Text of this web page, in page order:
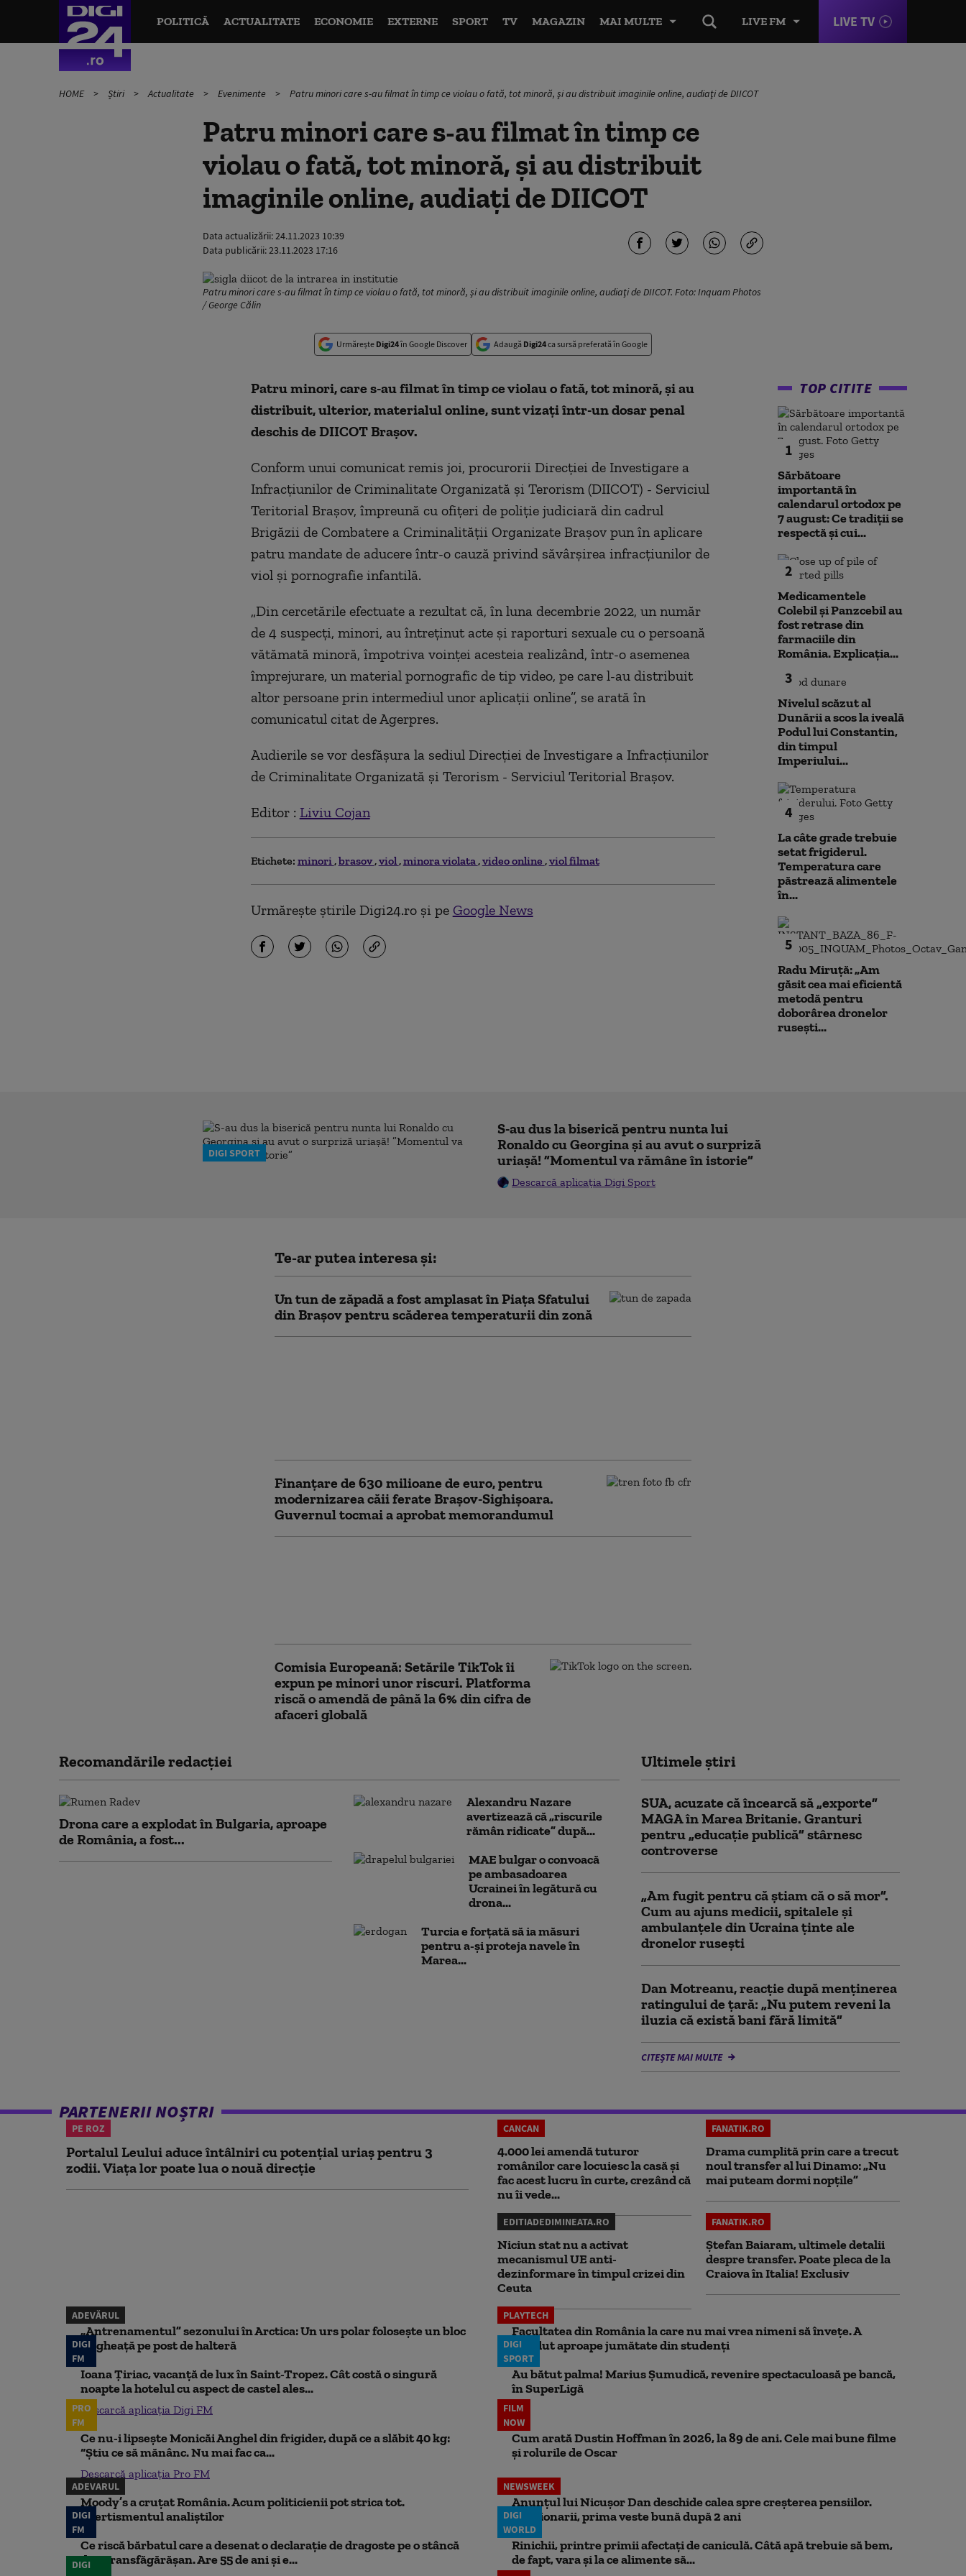
LIVE FM LIVE TV
POLITICĂ ACTUALITATE ECONOMIE EXTERNE SPORT TV MAGAZIN MAI MULTE
HOME Știri Actualitate Evenimente Patru minori care s-au filmat în timp ce violau o fată, tot minoră, şi au distribuit imaginile online, audiaţi de DIICOT
Patru minori care s-au filmat în timp ce
violau o fată, tot minoră, şi au distribuit
imaginile online, audiaţi de DIICOT
Data actualizării:24.11.2023 10:39
Data publicării:23.11.2023 17:16
Patru minori care s-au filmat în timp ce violau o fată, tot minoră, şi au distribuit imaginile online, audiaţi de DIICOT. Foto: Inquam Photos
/ George Călin
Urmărește Digi24în Google Discover Adaugă Digi24ca sursă preferată în Google
Patru minori, care s-au filmat în timp ce violau o fată, tot minoră, şi au
distribuit, ulterior, materialul online, sunt vizaţi într-un dosar penal
deschis de DIICOT Braşov.
Conform unui comunicat remis joi, procurorii Direcţiei de Investigare a
Infracţiunilor de Criminalitate Organizată şi Terorism (DIICOT) - Serviciul
Teritorial Braşov, împreună cu ofiţeri de poliţie judiciară din cadrul
Brigăzii de Combatere a Criminalităţii Organizate Braşov pun în aplicare
patru mandate de aducere într-o cauză privind săvârşirea infracţiunilor de
viol şi pornografie infantilă.
„Din cercetările efectuate a rezultat că, în luna decembrie 2022, un număr
de 4 suspecţi, minori, au întreţinut acte şi raporturi sexuale cu o persoană
vătămată minoră, împotriva voinţei acesteia realizând, într-o asemenea
împrejurare, un material pornografic de tip video, pe care l-au distribuit
altor persoane prin intermediul unor aplicaţii online”, se arată în
comunicatul citat de Agerpres.
Audierile se vor desfăşura la sediul Direcţiei de Investigare a Infracţiunilor
de Criminalitate Organizată şi Terorism - Serviciul Teritorial Braşov.
Editor : Liviu Cojan
Etichete: minori brasov viol minora violata video online viol filmat
Urmărește știrile Digi24.ro și pe Google News
TOP CITITE
1
Sărbătoare
importantă în
calendarul ortodox pe
7 august: Ce tradiții se
respectă și cui...
2
Medicamentele
Colebil și Panzcebil au
fost retrase din
farmaciile din
România. Explicația...
3
Nivelul scăzut al
Dunării a scos la iveală
Podul lui Constantin,
din timpul
Imperiului...
4
La câte grade trebuie
setat frigiderul.
Temperatura care
păstrează alimentele
în...
5
Radu Miruță: „Am
găsit cea mai eficientă
metodă pentru
doborârea dronelor
rusești...
DIGI SPORT
S-au dus la biserică pentru nunta lui
Ronaldo cu Georgina și au avut o surpriză
uriașă! ”Momentul va rămâne în istorie”
Descarcă aplicația Digi Sport
Te-ar putea interesa și:
Un tun de zăpadă a fost amplasat în Piaţa Sfatului
din Braşov pentru scăderea temperaturii din zonă
Finanțare de 630 milioane de euro, pentru
modernizarea căii ferate Braşov-Sighişoara.
Guvernul tocmai a aprobat memorandumul
Comisia Europeană: Setările TikTok îi
expun pe minori unor riscuri. Platforma
riscă o amendă de până la 6% din cifra de
afaceri globală
Recomandările redacţiei
Drona care a explodat în Bulgaria, aproape
de România, a fost...
Alexandru Nazare
avertizează că „riscurile
rămân ridicate” după...
MAE bulgar o convoacă
pe ambasadoarea
Ucrainei în legătură cu
drona...
Turcia e forțată să ia măsuri
pentru a-și proteja navele în
Marea...
Ultimele știri
SUA, acuzate că încearcă să „exporte”
MAGA în Marea Britanie. Granturi
pentru „educație publică” stârnesc
controverse
„Am fugit pentru că știam că o să mor”.
Cum au ajuns medicii, spitalele și
ambulanțele din Ucraina ținte ale
dronelor rusești
Dan Motreanu, reacție după menținerea
ratingului de țară: „Nu putem reveni la
iluzia că există bani fără limită”
CITEȘTE MAI MULTE
PARTENERII NOȘTRI
PE ROZ
Portalul Leului aduce întâlniri cu potențial uriaș pentru 3
zodii. Viața lor poate lua o nouă direcție
CANCAN
4.000 lei amendă tuturor
românilor care locuiesc la casă și
fac acest lucru în curte, crezând că
nu îi vede...
FANATIK.RO
Drama cumplită prin care a trecut
noul transfer al lui Dinamo: „Nu
mai puteam dormi nopțile”
EDITIADEDIMINEATA.RO
Niciun stat nu a activat
mecanismul UE anti-
dezinformare în timpul crizei din
Ceuta
FANATIK.RO
Ștefan Baiaram, ultimele detalii
despre transfer. Poate pleca de la
Craiova în Italia! Exclusiv
ADEVĂRUL
„Antrenamentul” sezonului în Arctica: Un urs polar folosește un bloc
de gheață pe post de halteră
PLAYTECH
Facultatea din România la care nu mai vrea nimeni să înveţe. A
pierdut aproape jumătate din studenţi
DIGI
FM
Ioana Țiriac, vacanță de lux în Saint-Tropez. Cât costă o singură
noapte la hotelul cu aspect de castel ales...
Descarcă aplicația Digi FM
DIGI
SPORT
Au bătut palma! Marius Șumudică, revenire spectaculoasă pe bancă,
în SuperLigă
PRO
FM
Ce nu-i lipsește Monicăi Anghel din frigider, după ce a slăbit 40 kg:
“Știu ce să mănânc. Nu mai fac ca...
Descarcă aplicația Pro FM
FILM
NOW
Cum arată Dustin Hoffman în 2026, la 89 de ani. Cele mai bune filme
și rolurile de Oscar
ADEVARUL
Moody’s a cruțat România. Acum politicienii pot strica tot.
Avertismentul analiștilor
NEWSWEEK
Anunțul lui Nicușor Dan deschide calea spre creșterea pensiilor.
Pensionarii, prima veste bună după 2 ani
DIGI
FM
Ce riscă bărbatul care a desenat o declarație de dragoste pe o stâncă
din Transfăgărășan. Are 55 de ani și e...
DIGI
WORLD
Rinichii, printre primii afectați de caniculă. Câtă apă trebuie să bem,
de fapt, vara și la ce alimente să...
DIGI